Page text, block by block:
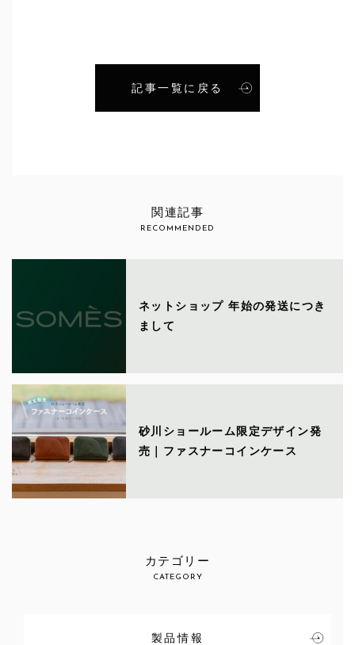
記事一覧に戻る
関連記事
RECOMMENDED
ネットショップ 年始の発送につき
まして
砂川ショールーム限定デザイン発
売｜ファスナーコインケース
カテゴリー
CATEGORY
製品情報